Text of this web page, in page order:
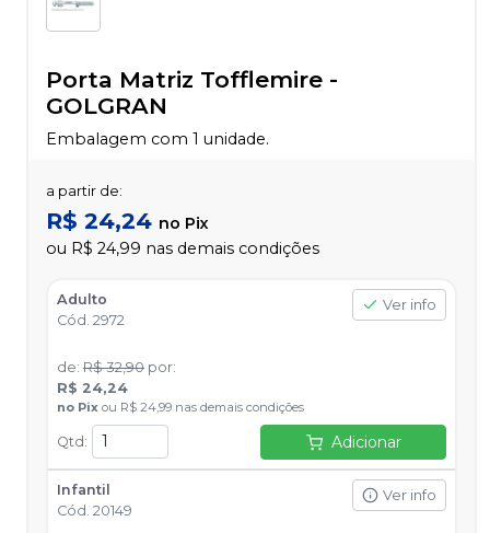
Porta Matriz Tofflemire -
GOLGRAN
Embalagem com 1 unidade.
a partir de:
R$ 24,24 no Pix
ou R$ 24,99 nas demais condições
Adulto
Cód. 2972
Ver info
de: R$ 32,90 por:
R$ 24,24
no Pix ou R$ 24,99 nas demais condições
Qtd : Adicionar
Infantil
Cód. 20149
Ver info